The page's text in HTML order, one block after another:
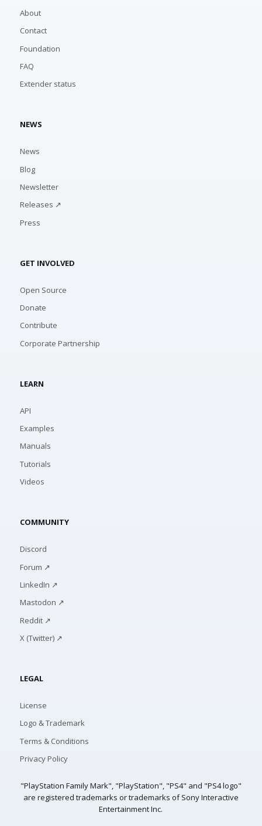
About
Contact
Foundation
FAQ
Extender status
NEWS
News
Blog
Newsletter
Releases ↗
Press
GET INVOLVED
Open Source
Donate
Contribute
Corporate Partnership
LEARN
API
Examples
Manuals
Tutorials
Videos
COMMUNITY
Discord
Forum ↗
LinkedIn ↗
Mastodon ↗
Reddit ↗
X (Twitter) ↗
LEGAL
License
Logo & Trademark
Terms & Conditions
Privacy Policy
"PlayStation Family Mark", "PlayStation", "PS4" and "PS4 logo"
are registered trademarks or trademarks of Sony Interactive
Entertainment Inc.